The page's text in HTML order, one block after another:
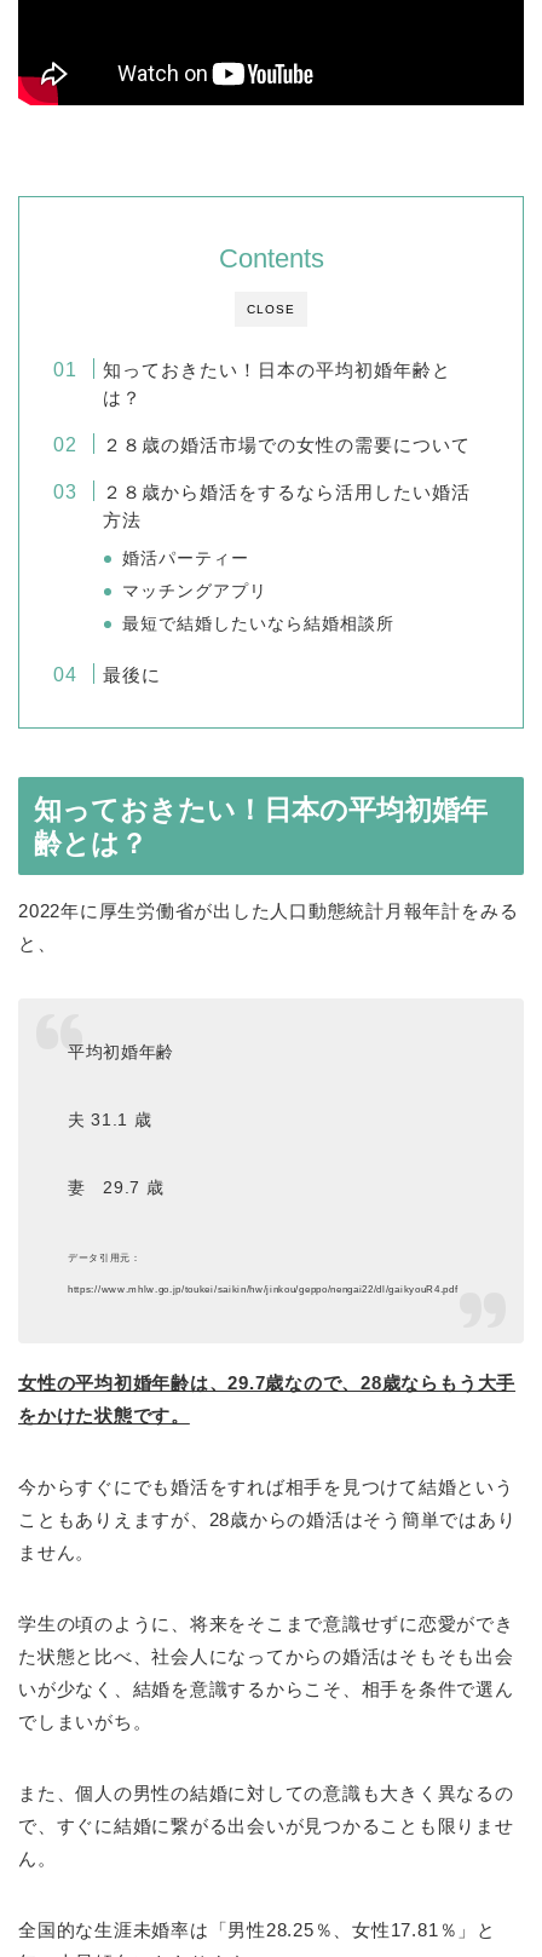
CLOSE
Contents
知っておきたい！日本の平均初婚年齢と
は？
２８歳の婚活市場での女性の需要について
２８歳から婚活をするなら活用したい婚活
方法
婚活パーティー
マッチングアプリ
最短で結婚したいなら結婚相談所
最後に
知っておきたい！日本の平均初婚年
齢とは？
2022年に厚生労働省が出した人口動態統計月報年計をみる
と、
平均初婚年齢
夫 31.1 歳
妻 29.7 歳
データ引用元：
https://www.mhlw.go.jp/toukei/saikin/hw/jinkou/geppo/nengai22/dl/gaikyouR4.pdf
女性の平均初婚年齢は、29.7歳なので、28歳ならもう大手
をかけた状態です。
今からすぐにでも婚活をすれば相手を見つけて結婚という
こともありえますが、28歳からの婚活はそう簡単ではあり
ません。
学生の頃のように、将来をそこまで意識せずに恋愛ができ
た状態と比べ、社会人になってからの婚活はそもそも出会
いが少なく、結婚を意識するからこそ、相手を条件で選ん
でしまいがち。
また、個人の男性の結婚に対しての意識も大きく異なるの
で、すぐに結婚に繋がる出会いが見つかることも限りませ
ん。
全国的な生涯未婚率は「男性28.25％、女性17.81％」と